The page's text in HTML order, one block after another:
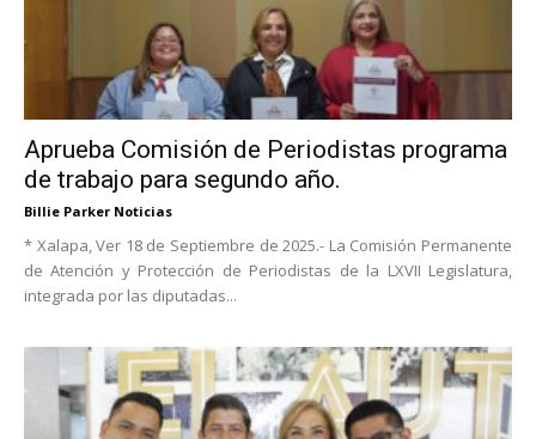
Aprueba Comisión de Periodistas programa
de trabajo para segundo año.
Billie Parker Noticias
* Xalapa, Ver 18 de Septiembre de 2025.- La Comisión Permanente
de Atención y Protección de Periodistas de la LXVII Legislatura,
integrada por las diputadas...